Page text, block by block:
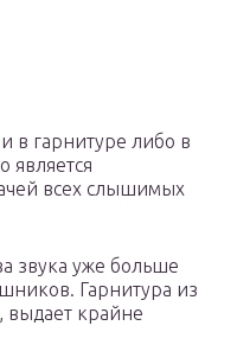
в гарнитуре либо в
является
всех слышимых
звука уже больше
Гарнитура из
выдает крайне